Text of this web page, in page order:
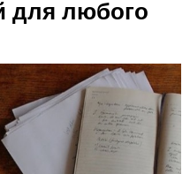
для любого